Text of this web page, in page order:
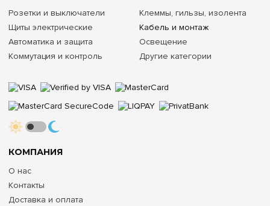
КОМПАНИЯ
О нас
Контакты
Доставка и оплата
Розетки и выключатели
Щиты электрические
Автоматика и защита
Коммутация и контроль
Клеммы, гильзы, изолента
Кабель и монтаж
Освещение
Другие категории